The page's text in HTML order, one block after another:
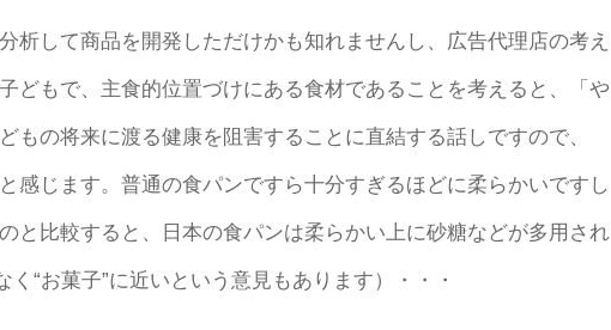
して商品を開発しただけかも知れませんし、広告代理店の考え
どもで、主食的位置づけにある食材であることを考えると、「や
もの将来に渡る健康を阻害することに直結する話しですので、
感じます。普通の食パンですら十分すぎるほどに柔らかいですし
と比較すると、日本の食パンは柔らかい上に砂糖などが多用され
“お菓子”に近いという意見もあります）・・・